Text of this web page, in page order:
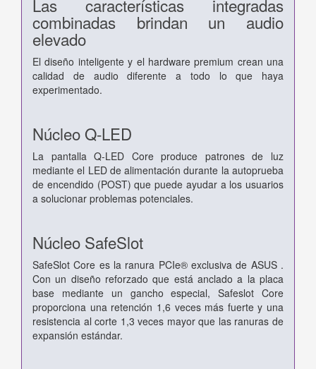
Las características integradas
combinadas brindan un audio
elevado
El diseño inteligente y el hardware premium crean una
calidad de audio diferente a todo lo que haya
experimentado.
Núcleo Q-LED
La pantalla Q-LED Core produce patrones de luz
mediante el LED de alimentación durante la autoprueba
de encendido (POST) que puede ayudar a los usuarios
a solucionar problemas potenciales.
Núcleo SafeSlot
SafeSlot Core es la ranura PCIe® exclusiva de ASUS .
Con un diseño reforzado que está anclado a la placa
base mediante un gancho especial, Safeslot Core
proporciona una retención 1,6 veces más fuerte y una
resistencia al corte 1,3 veces mayor que las ranuras de
expansión estándar.